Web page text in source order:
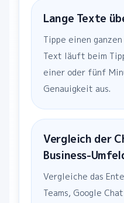
Lange Texte
Tippe einen
Text läuft beim
einer oder fünf
Genauigkeit aus.
Vergleich der
Business-
Vergleiche das
Teams, Google